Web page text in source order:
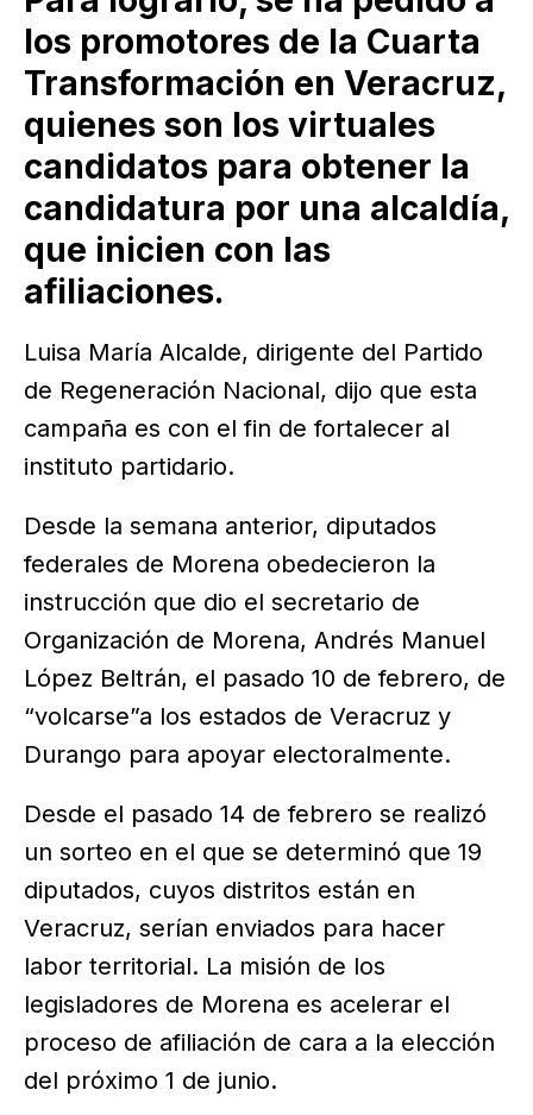
los promotores de la Cuarta
Transformación en Veracruz,
quienes son los virtuales
candidatos para obtener la
candidatura por una alcaldía,
que inicien con las
afiliaciones.
Luisa María Alcalde, dirigente del Partido
de Regeneración Nacional, dijo que esta
campaña es con el fin de fortalecer al
instituto partidario.
Desde la semana anterior, diputados
federales de Morena obedecieron la
instrucción que dio el secretario de
Organización de Morena, Andrés Manuel
López Beltrán, el pasado 10 de febrero, de
“volcarse”a los estados de Veracruz y
Durango para apoyar electoralmente.
Desde el pasado 14 de febrero se realizó
un sorteo en el que se determinó que 19
diputados, cuyos distritos están en
Veracruz, serían enviados para hacer
labor territorial. La misión de los
legisladores de Morena es acelerar el
proceso de afiliación de cara a la elección
del próximo 1 de junio.